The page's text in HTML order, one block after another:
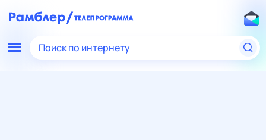
Поиск по интернету